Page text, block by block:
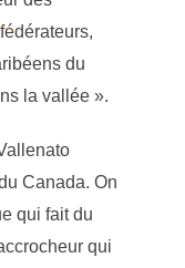
du
la vallée ».
Canada. On
qui fait du
qui